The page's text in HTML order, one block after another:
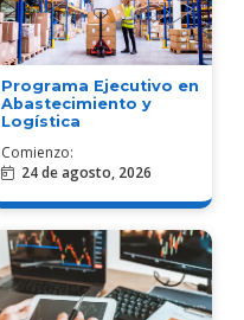
Programa Ejecutivo en
Abastecimiento y
Logística
Comienzo:
24 de agosto, 2026